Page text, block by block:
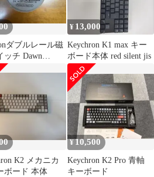
ダブルレール磁
ッチ Dawn
】
¥ 13,000
Keychron K1 max キー
ボード本体 red silent jis
K2 メカニカ
ボード 本体
¥10,500
Keychron K2 Pro 青軸
キーボード